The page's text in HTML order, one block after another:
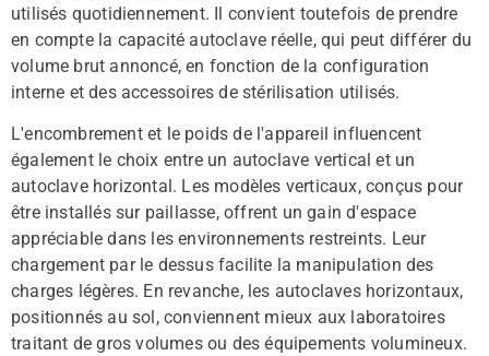
utilisés quotidiennement. Il convient toutefois de prendre
en compte la capacité autoclave réelle, qui peut différer du
volume brut annoncé, en fonction de la configuration
interne et des accessoires de stérilisation utilisés.
L'encombrement et le poids de l'appareil influencent
également le choix entre un autoclave vertical et un
autoclave horizontal. Les modèles verticaux, conçus pour
être installés sur paillasse, offrent un gain d'espace
appréciable dans les environnements restreints. Leur
chargement par le dessus facilite la manipulation des
charges légères. En revanche, les autoclaves horizontaux,
positionnés au sol, conviennent mieux aux laboratoires
traitant de gros volumes ou des équipements volumineux.